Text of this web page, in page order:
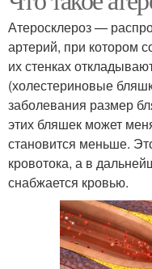
Атеросклероз —
артерий, при котором
их стенках
(холестериновые
заболевания размер
этих бляшек может
становится меньше.
кровотока, а в
снабжается кровью.